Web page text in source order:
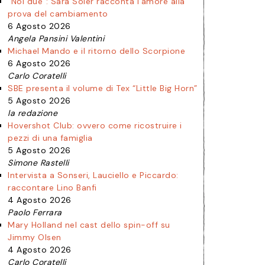
prova del cambiamento
6 Agosto 2026
Angela Pansini Valentini
Michael Mando e il ritorno dello Scorpione
6 Agosto 2026
Carlo Coratelli
SBE presenta il volume di Tex “Little Big Horn”
5 Agosto 2026
la redazione
Hovershot Club: ovvero come ricostruire i
pezzi di una famiglia
5 Agosto 2026
Simone Rastelli
Intervista a Sonseri, Lauciello e Piccardo:
raccontare Lino Banfi
4 Agosto 2026
Paolo Ferrara
Mary Holland nel cast dello spin-off su
Jimmy Olsen
4 Agosto 2026
Carlo Coratelli